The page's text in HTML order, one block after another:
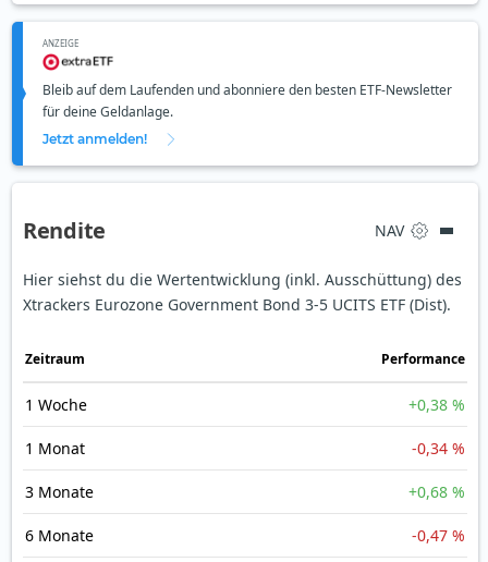
ANZEIGE
Bleib auf dem Laufenden und abonniere den besten ETF-Newsletter
für deine Geldanlage.
Jetzt anmelden!
Rendite NAV
Hier siehst du die Wertentwicklung (inkl. Ausschüttung) des
Xtrackers Eurozone Government Bond 3-5 UCITS ETF (Dist).
Zeit­raum Perfor­mance
1 Woche +0,38 %
1 Monat -0,34 %
3 Monate +0,68 %
6 Monate -0,47 %